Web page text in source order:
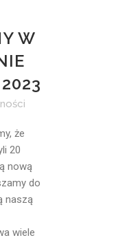
W
że
20
nową
do
naszą
wiele